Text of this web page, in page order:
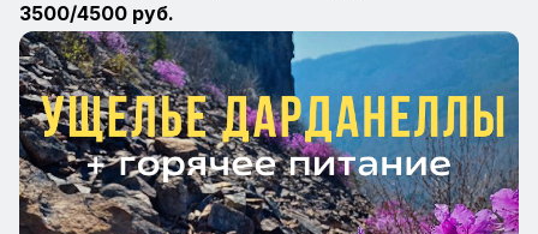
3500/4500 руб.